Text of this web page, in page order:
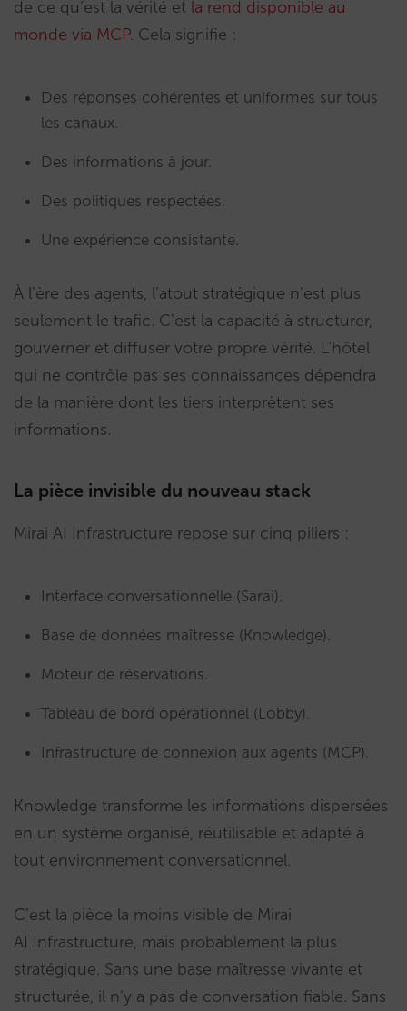
de ce qu’est la vérité et la rend disponible au
monde via MCP. Cela signifie :
Des réponses cohérentes et uniformes sur tous
les canaux.
Des informations à jour.
Des politiques respectées.
Une expérience consistante.
À l’ère des agents, l’atout stratégique n’est plus
seulement le trafic. C’est la capacité à structurer,
gouverner et diffuser votre propre vérité. L’hôtel
qui ne contrôle pas ses connaissances dépendra
de la manière dont les tiers interprètent ses
informations.
La pièce invisible du nouveau stack
Mirai AI Infrastructure repose sur cinq piliers :
Interface conversationnelle (Sarai).
Base de données maîtresse (Knowledge).
Moteur de réservations.
Tableau de bord opérationnel (Lobby).
Infrastructure de connexion aux agents (MCP).
Knowledge transforme les informations dispersées
en un système organisé, réutilisable et adapté à
tout environnement conversationnel.
C’est la pièce la moins visible de Mirai
AI Infrastructure, mais probablement la plus
stratégique. Sans une base maîtresse vivante et
structurée, il n’y a pas de conversation fiable. Sans